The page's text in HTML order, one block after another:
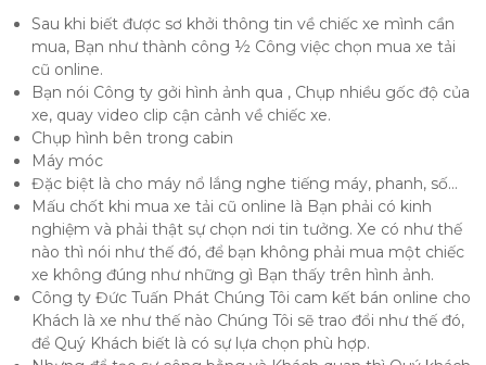
Sau khi biết được sơ khởi thông tin về chiếc xe mình cần
mua, Bạn như thành công ½ Công việc chọn mua xe tải
cũ online.
Bạn nói Công ty gởi hình ảnh qua , Chụp nhiều gốc độ của
xe, quay video clip cận cảnh về chiếc xe.
Chụp hình bên trong cabin
Máy móc
Đặc biệt là cho máy nổ lắng nghe tiếng máy, phanh, số…
Mấu chốt khi mua xe tải cũ online là Bạn phải có kinh
nghiệm và phải thật sự chọn nơi tin tưởng. Xe có như thế
nào thì nói như thế đó, để bạn không phải mua một chiếc
xe không đúng như những gì Bạn thấy trên hình ảnh.
Công ty Đức Tuấn Phát Chúng Tôi cam kết bán online cho
Khách là xe như thế nào Chúng Tôi sẽ trao đổi như thế đó,
để Quý Khách biết là có sự lựa chọn phù hợp.